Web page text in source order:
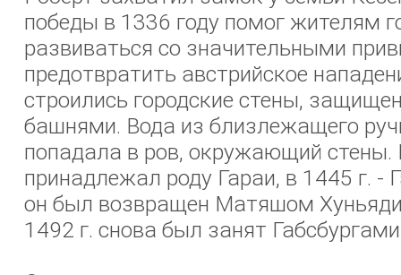
победы в 1336 году помог жителям
развиваться со значительными
предотвратить австрийское
строились городские стены,
башнями. Вода из близлежащего
попадала в ров, окружающий стены.
принадлежал роду Гараи, в 1445 г. -
он был возвращен Матяшом Хуньяди
1492 г. снова был занят